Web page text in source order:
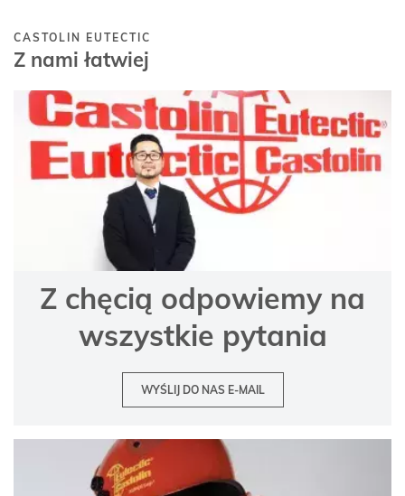
CASTOLIN EUTECTIC
Z nami łatwiej
Z chęcią odpowiemy na
wszystkie pytania
WYŚLIJ DO NAS E-MAIL